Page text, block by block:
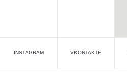
VKONTAKTE
INSTAGRAM